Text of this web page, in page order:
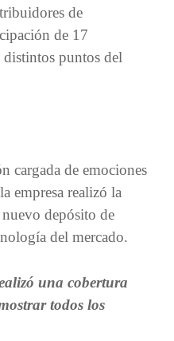
de
de 17
distintos puntos del
cargada de emociones
empresa realizó la
depósito de
del mercado.
una cobertura
todos los